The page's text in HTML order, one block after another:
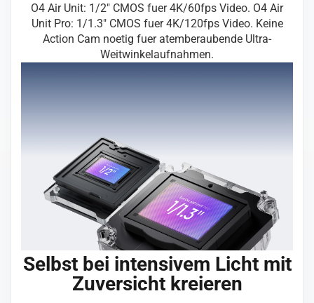
O4 Air Unit: 1/2″ CMOS fuer 4K/60fps Video. O4 Air
Unit Pro: 1/1.3″ CMOS fuer 4K/120fps Video. Keine
Action Cam noetig fuer atemberaubende Ultra-
Weitwinkelaufnahmen.
Selbst bei intensivem Licht mit
Zuversicht kreieren